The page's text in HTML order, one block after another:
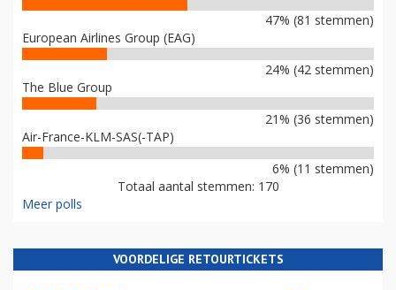
47% (81 stemmen)
European Airlines Group (EAG)
24% (42 stemmen)
The Blue Group
21% (36 stemmen)
Air-France-KLM-SAS(-TAP)
6% (11 stemmen)
Totaal aantal stemmen: 170
Meer polls
VOORDELIGE RETOURTICKETS